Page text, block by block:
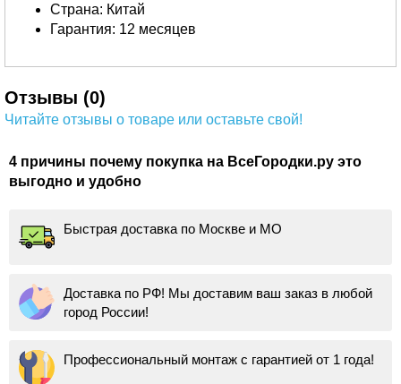
Страна: Китай
Гарантия: 12 месяцев
Отзывы (0)
Читайте отзывы о товаре или оставьте свой!
4 причины почему покупка на ВсеГородки.ру это
выгодно и удобно
Быстрая доставка по Москве и МО
Доставка по РФ! Мы доставим ваш заказ в любой
город России!
Профессиональный монтаж с гарантией от 1 года!